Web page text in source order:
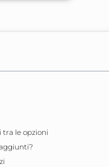
tra le opzioni